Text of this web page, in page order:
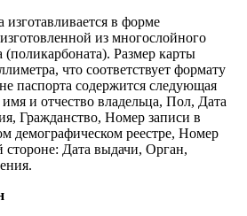
изготавливается в форме
из многослойного
Размер карты
что соответствует формату
паспорта содержится следующая
и отчество владельца, Пол, Дата
Гражданство, Номер записи в
демографическом реестре, Номер
стороне: Дата выдачи, Орган,